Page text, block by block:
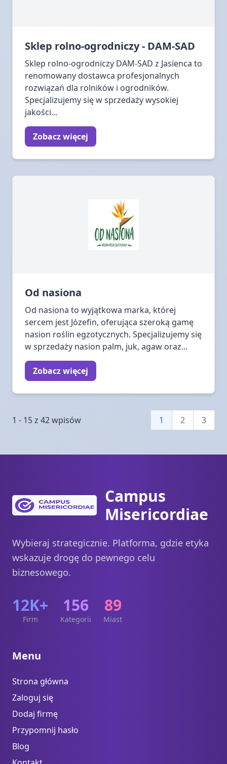
Sklep rolno-ogrodniczy - DAM-SAD
Sklep rolno-ogrodniczy DAM-SAD z Jasienca to
renomowany dostawca profesjonalnych
rozwiązań dla rolników i ogrodników.
Specjalizujemy się w sprzedaży wysokiej
jakości...
Zobacz więcej
Od nasiona
Od nasiona to wyjątkowa marka, której
sercem jest Józefin, oferująca szeroką gamę
nasion roślin egzotycznych. Specjalizujemy się
w sprzedaży nasion palm, juk, agaw oraz...
Zobacz więcej
1 - 15 z 42 wpisów 1 2 3
Campus
Misericordiae
Wybieraj strategicznie. Platforma, gdzie etyka
wskazuje drogę do pewnego celu
biznesowego.
12K+
Firm
156
Kategorii
89
Miast
Menu
Strona główna
Zaloguj się
Dodaj firmę
Przypomnij hasło
Blog